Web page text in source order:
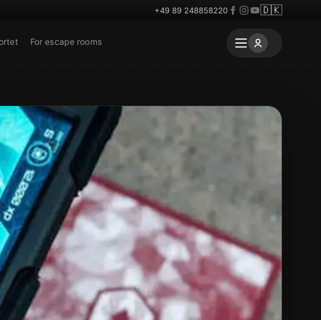
+49 89 248858220 🇩🇰
For escape rooms